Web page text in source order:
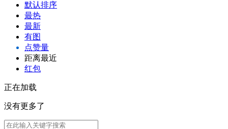
默认排序
最热
最新
有图
点赞量
距离最近
红包
正在加载
没有更多了